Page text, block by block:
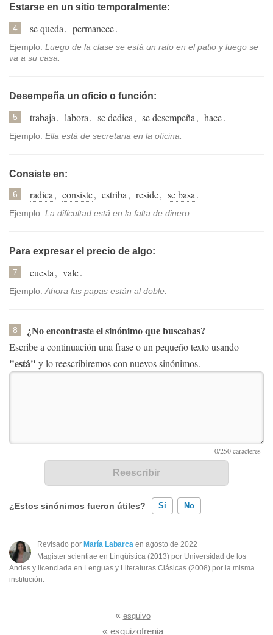
Estarse en un sitio temporalmente:
4 se queda, permanece.
Ejemplo: Luego de la clase se está un rato en el patio y luego se
va a su casa.
Desempeña un oficio o función:
5 trabaja, labora, se dedica, se desempeña, hace.
Ejemplo: Ella está de secretaria en la oficina.
Consiste en:
6 radica, consiste, estriba, reside, se basa.
Ejemplo: La dificultad está en la falta de dinero.
Para expresar el precio de algo:
7 cuesta, vale.
Ejemplo: Ahora las papas están al doble.
8 ¿No encontraste el sinónimo que buscabas?
Escribe a continuación una frase o un pequeño texto usando
"está" y lo reescribiremos con nuevos sinónimos.
¿Estos sinónimos fueron útiles? Sí No
Existen sinónimos incorrectos
Ninguno de los sinónimos presentados me ayudó
Revisado por María Labarca en agosto de 2022
Magister scientiae en Lingüística (2013) por Universidad de los
Andes y licenciada en Lenguas y Literaturas Clásicas (2008) por la misma
institución.
« esquivo
« esquizofrenia